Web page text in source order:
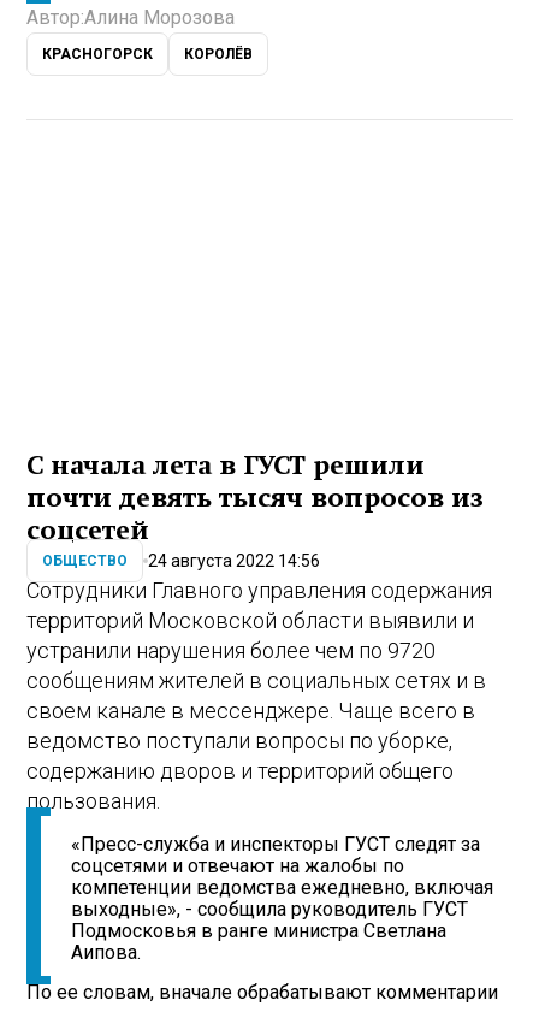
Автор:Алина Морозова
КРАСНОГОРСК КОРОЛЁВ
С начала лета в ГУСТ решили
почти девять тысяч вопросов из
соцсетей
ОБЩЕСТВО 24 августа 2022 14:56
Сотрудники Главного управления содержания
территорий Московской области выявили и
устранили нарушения более чем по 9720
сообщениям жителей в социальных сетях и в
своем канале в мессенджере. Чаще всего в
ведомство поступали вопросы по уборке,
содержанию дворов и территорий общего
пользования.
«Пресс-служба и инспекторы ГУСТ следят за
соцсетями и отвечают на жалобы по
компетенции ведомства ежедневно, включая
выходные», - сообщила руководитель ГУСТ
Подмосковья в ранге министра Светлана
Аипова.
По ее словам, вначале обрабатывают комментарии